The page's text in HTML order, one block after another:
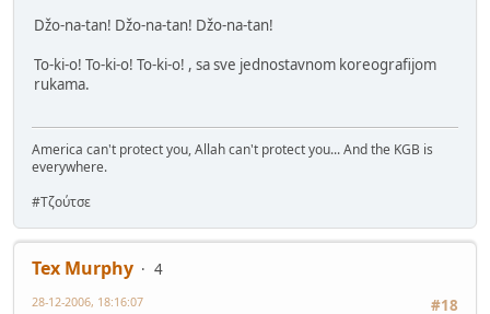
Džo-na-tan! Džo-na-tan! Džo-na-tan!
To-ki-o! To-ki-o! To-ki-o! , sa sve jednostavnom koreografijom
rukama.
America can't protect you, Allah can't protect you... And the KGB is
everywhere.
#Τζούτσε
Tex Murphy
4
#18
28-12-2006, 18:16:07